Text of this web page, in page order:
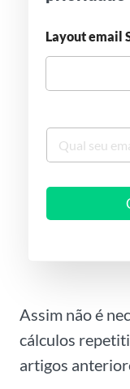
Layout email
S
u
Assim não é
cálculos
artigos